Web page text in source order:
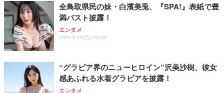
全鳥取県民の妹・白濱美兎、『SPA!』表紙で豊
満バスト披露！
エンタメ
2025.9.22(月) 20:53
“グラビア界のニューヒロイン”沢美沙樹、彼女
感あふれる水着グラビアを披露！
エンタメ